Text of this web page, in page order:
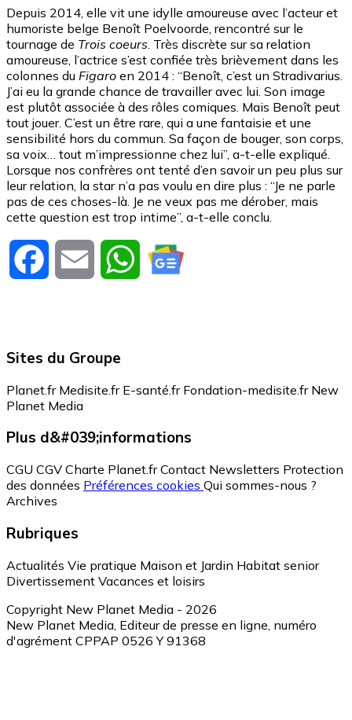
Depuis 2014, elle vit une idylle amoureuse avec l’acteur et
humoriste belge Benoît Poelvoorde, rencontré sur le
tournage de Trois coeurs. Très discrète sur sa relation
amoureuse, l’actrice s’est confiée très brièvement dans les
colonnes du Figaro en 2014 : “Benoît, c’est un Stradivarius.
J’ai eu la grande chance de travailler avec lui. Son image
est plutôt associée à des rôles comiques. Mais Benoît peut
tout jouer. C’est un être rare, qui a une fantaisie et une
sensibilité hors du commun. Sa façon de bouger, son corps,
sa voix… tout m’impressionne chez lui”, a-t-elle expliqué.
Lorsque nos confrères ont tenté d’en savoir un peu plus sur
leur relation, la star n’a pas voulu en dire plus : “Je ne parle
pas de ces choses-là. Je ne veux pas me dérober, mais
cette question est trop intime”, a-t-elle conclu.
Facebook Email WhatsApp
Sites du Groupe
Planet.fr Medisite.fr E-santé.fr Fondation-medisite.fr New
Planet Media
Plus d&#039;informations
CGU CGV Charte Planet.fr Contact Newsletters Protection
des données Préférences cookies Qui sommes-nous ?
Archives
Rubriques
Actualités Vie pratique Maison et Jardin Habitat senior
Divertissement Vacances et loisirs
Copyright New Planet Media - 2026
New Planet Media, Editeur de presse en ligne, numéro
d'agrément CPPAP 0526 Y 91368